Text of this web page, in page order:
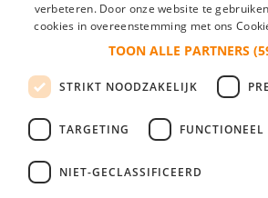
*
login gegevens onthouden
login
Bedrijf aanmelden
verbeteren. Door onze website te
cookies in overeenstemming met ons
TOON ALLE PARTNERS
STRIKT NOODZAKELIJK
TARGETING FUNCTIONEEL
NIET-GECLASSIFICEERD